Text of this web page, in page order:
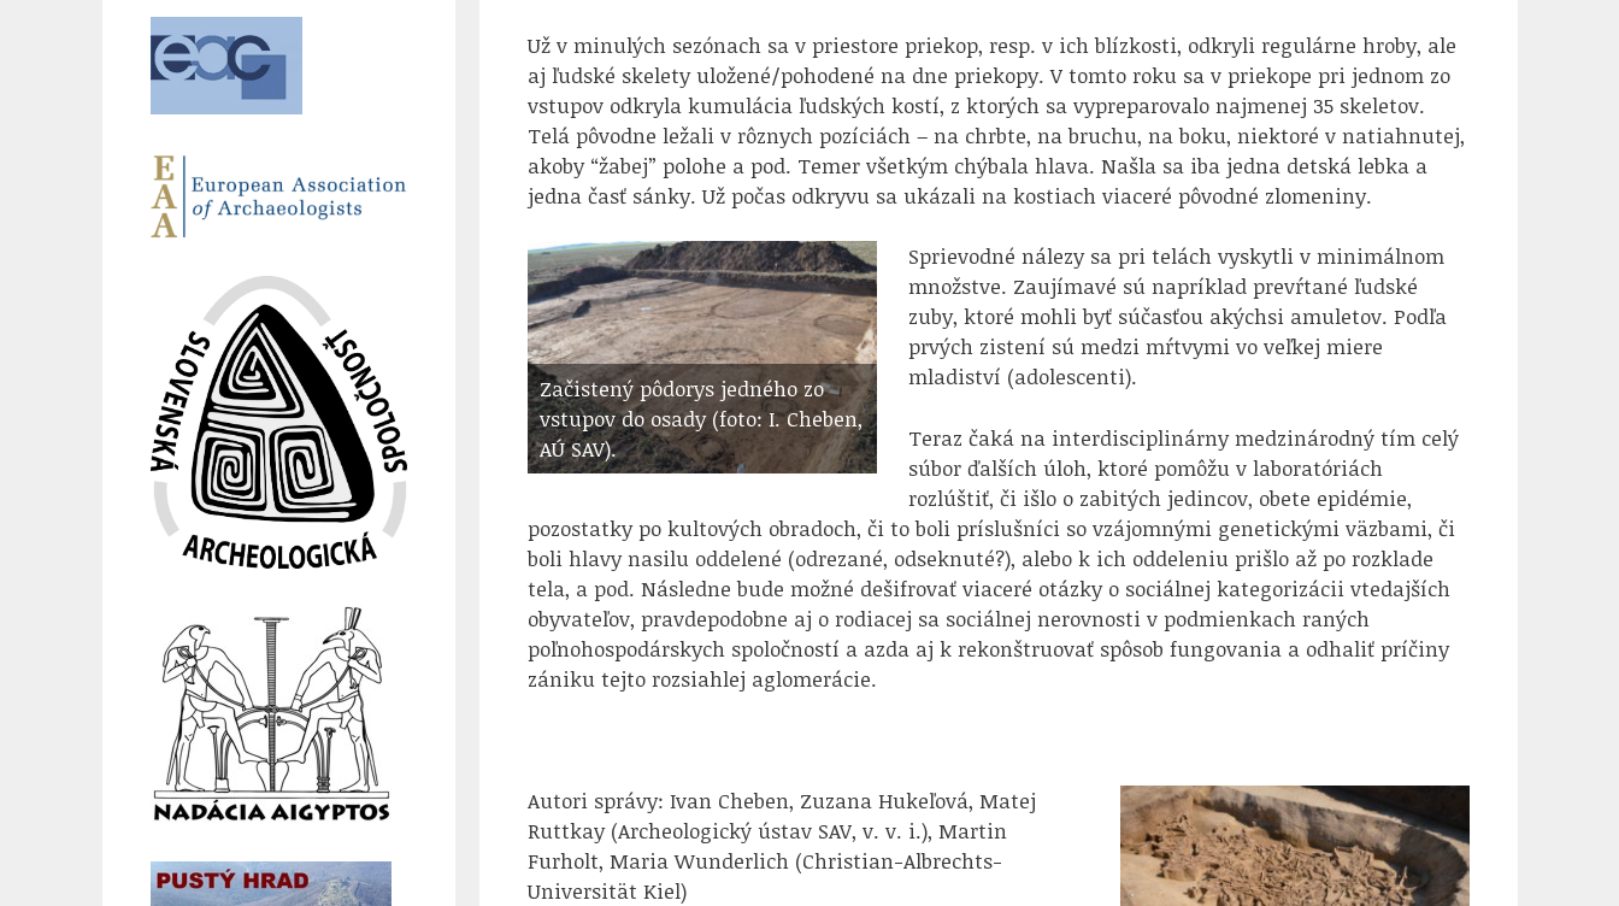
Už v minulých sezónach sa v priestore priekop, resp. v ich blízkosti, odkryli regulárne hroby, ale
aj ľudské skelety uložené/pohodené na dne priekopy. V tomto roku sa v priekope pri jednom zo
vstupov odkryla kumulácia ľudských kostí, z ktorých sa vypreparovalo najmenej 35 skeletov.
Telá pôvodne ležali v rôznych pozíciách – na chrbte, na bruchu, na boku, niektoré v natiahnutej,
akoby “žabej” polohe a pod. Temer všetkým chýbala hlava. Našla sa iba jedna detská lebka a
jedna časť sánky. Už počas odkryvu sa ukázali na kostiach viaceré pôvodné zlomeniny.
Začistený pôdorys jedného zo
vstupov do osady (foto: I. Cheben,
AÚ SAV).
Sprievodné nálezy sa pri telách vyskytli v minimálnom
množstve. Zaujímavé sú napríklad prevŕtané ľudské
zuby, ktoré mohli byť súčasťou akýchsi amuletov. Podľa
prvých zistení sú medzi mŕtvymi vo veľkej miere
mladiství (adolescenti).
Teraz čaká na interdisciplinárny medzinárodný tím celý
súbor ďalších úloh, ktoré pomôžu v laboratóriách
rozlúštiť, či išlo o zabitých jedincov, obete epidémie,
pozostatky po kultových obradoch, či to boli príslušníci so vzájomnými genetickými väzbami, či
boli hlavy nasilu oddelené (odrezané, odseknuté?), alebo k ich oddeleniu prišlo až po rozklade
tela, a pod. Následne bude možné dešifrovať viaceré otázky o sociálnej kategorizácii vtedajších
obyvateľov, pravdepodobne aj o rodiacej sa sociálnej nerovnosti v podmienkach raných
poľnohospodárskych spoločností a azda aj k rekonštruovať spôsob fungovania a odhaliť príčiny
zániku tejto rozsiahlej aglomerácie.
Autori správy: Ivan Cheben, Zuzana Hukeľová, Matej
Ruttkay (Archeologický ústav SAV, v. v. i.), Martin
Furholt, Maria Wunderlich (Christian-Albrechts-
Universität Kiel)